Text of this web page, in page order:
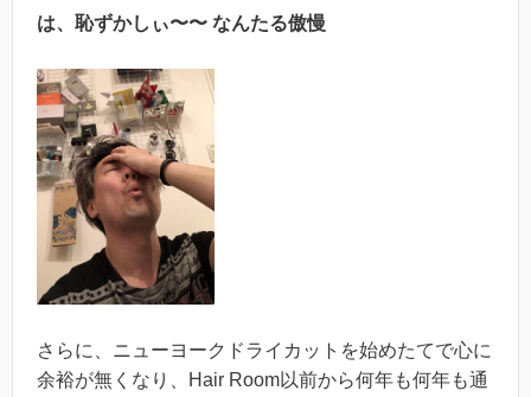
は、恥ずかしぃ〜〜 なんたる傲慢
さらに、ニューヨークドライカットを始めたてで心に
余裕が無くなり、Hair Room以前から何年も何年も通